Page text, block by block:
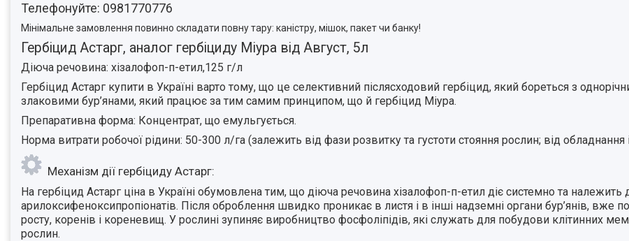
Телефонуйте: 0981770776
Мінімальне замовлення повинно складати повну тару: каністру, мішок, пакет чи банку!
Гербіцид Астарг, аналог гербіциду Міура від Август, 5л
Діюча речовина: хізалофоп-п-етил,125 г/л
Гербіцид Астарг купити в Україні варто тому, що це селективний післясходовий гербіцид, який бореться з
злаковими бур’янами, який працює за тим самим принципом, що й гербіцид Міура.
Препаративна форма: Концентрат, що емульгується.
Норма витрати робочої рідини: 50-300 л/га (залежить від фази розвитку та густоти стояння рослин; від обладнання
Механізм дії гербіциду Астарг:
На гербіцид Астарг ціна в Україні обумовлена тим, що діюча речовина хізалофоп-п-етил діє системно та належить
арилоксифеноксипропіонатів. Після оброблення швидко проникає в листя і в інші надземні органи бур’янів, вже
росту, коренів і кореневищ. У рослині зупиняє виробництво фосфоліпідів, які служать для побудови клітинних
рослин.